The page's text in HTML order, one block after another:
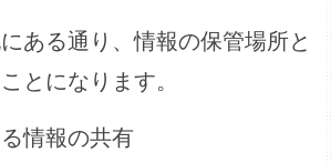
ある通り、情報の保管場所と
とになります。
情報の共有